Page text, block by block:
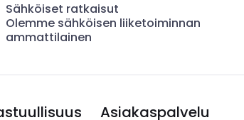
Sähköiset ratkaisut
Olemme sähköisen liiketoiminnan
ammattilainen
Asiakaspalvelu